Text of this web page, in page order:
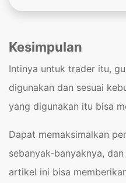
Kesimpulan
Intinya untuk trader itu,
digunakan dan sesuai
yang digunakan itu bisa
Dapat memaksimalkan
sebanyak-banyaknya,
artikel ini bisa